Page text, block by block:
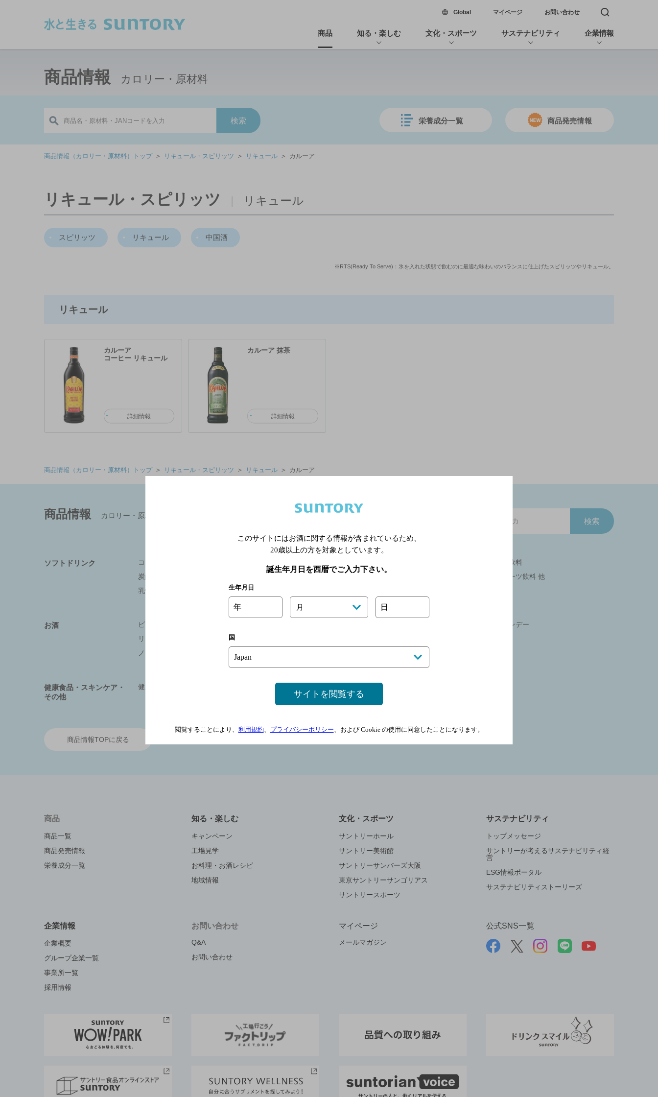
Global新しいウィンドウで開く
マイページ お問い合わせ 検索窓を開く
商品 知る・楽しむ 文化・スポーツ サステナビリティ 企業情報
商品情報 カロリー・原材料
栄養成分一覧 商品発売情報
商品情報（カロリー・原材料）トップ ＞ リキュール・スピリッツ ＞ リキュール ＞ カルーア
リキュール・スピリッツ | リキュール
スピリッツ リキュール 中国酒
※RTS(Ready To Serve)：氷を入れた状態で飲むのに最適な味わいのバランスに仕上げたスピリッツやリキュール。
リキュール
カルーア
コーヒー リキュール
詳細情報
カルーア 抹茶
詳細情報
商品情報（カロリー・原材料）トップ ＞ リキュール・スピリッツ ＞ リキュール ＞ カルーア
商品情報 カロリー・原材料
ソフトドリンク コーヒー飲料
紅茶飲料
炭酸飲料
スポーツ飲料 他
乳性飲料
お酒 ビール類
ブランデー
リキュール・スピリッツ
ノンアルコール
健康食品・スキンケア・
その他
健康食品 スキンケア・ヘアケア 健康グッズ
商品情報TOPに戻る
商品
商品一覧
商品発売情報
栄養成分一覧
知る・楽しむ
キャンペーン
工場見学
お料理・お酒レシピ
地域情報
文化・スポーツ
サントリーホール
サントリー美術館
サントリーサンバーズ大阪
東京サントリーサンゴリアス
サントリースポーツ
サステナビリティ
トップメッセージ
サントリーが考えるサステナビリティ経
営
ESG情報ポータル
サステナビリティストーリーズ
企業情報
企業概要
グループ企業一覧
事業所一覧
採用情報
お問い合わせ
Q&A
お問い合わせ
マイページ
メールマガジン
公式SNS一覧
このサイトにはお酒に関する情報が含まれているため、
20歳以上の方を対象としています。
誕生年月日を西暦でご入力下さい。
生年月日
年 月 日
国
サイトを閲覧する
閲覧することにより、 利用規約 プライバシーポリシー 、および Cookie の使用に同意したことになります。